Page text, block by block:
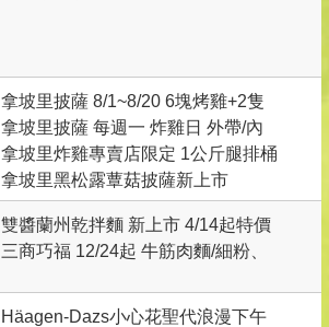
拿坡里披薩 8/1~8/20 6塊烤雞+2隻
烤雞翅(普羅旺斯或青花椒) 特價
$199元
拿坡里披薩 每週一 炸雞日 外帶/內
用 兩塊炸雞 特價$88(原價$116)
拿坡里炸雞專賣店限定 1公斤腿排桶
新上市 爽吃價 269 元
拿坡里黑松露蕈菇披薩新上市
雙醬蘭州乾拌麵 新上市 4/14起特價
79元
三商巧福 12/24起 牛筋肉麵/細粉、
Häagen-Dazs小心花聖代浪漫下午